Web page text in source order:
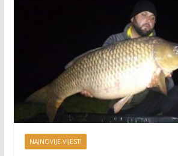
NAJNOVIJE VIJESTI